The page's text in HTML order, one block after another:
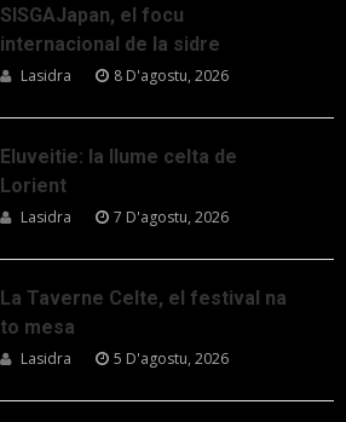
SISGAJapan, el focu
internacional de la sidre
Lasidra 8 D'agostu, 2026
Eluveitie: la llume celta de
Lorient
Lasidra 7 D'agostu, 2026
La Taverne Celte, el festival na
to mesa
Lasidra 5 D'agostu, 2026